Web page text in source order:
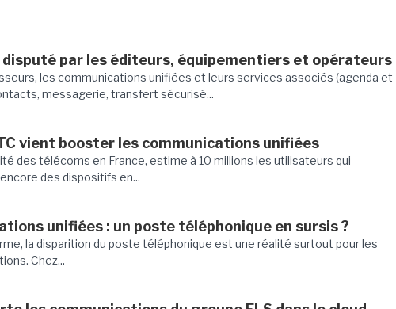
disputé par les éditeurs, équipementiers et opérateurs
les communications unifiées et leurs services associés (agenda et
messagerie, transfert sécurisé...
vient booster les communications unifiées
des télécoms en France, estime à 10 millions les utilisateurs qui
des dispositifs en...
unifiées : un poste téléphonique en sursis ?
la disparition du poste téléphonique est une réalité surtout pour les
Chez...